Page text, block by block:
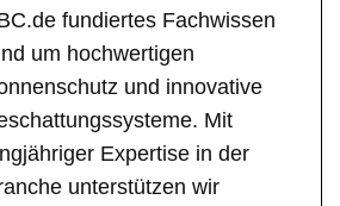
fundiertes Fachwissen
um hochwertigen
und innovative
Mit
Expertise in der
unterstützen wir